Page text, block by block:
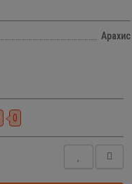
Арахис
0